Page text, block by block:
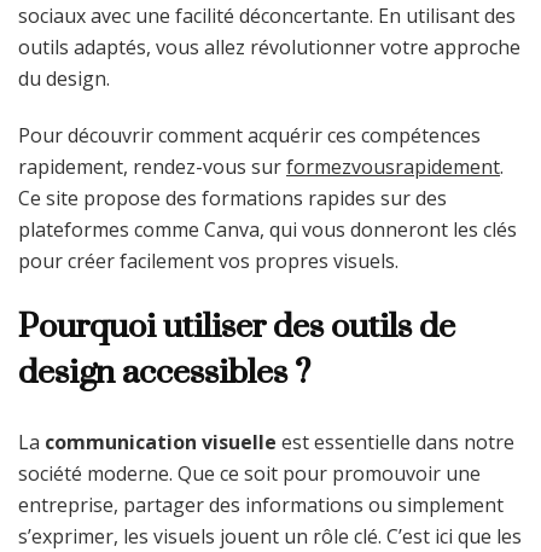
sociaux avec une facilité déconcertante. En utilisant des
outils adaptés, vous allez révolutionner votre approche
du design.
Pour découvrir comment acquérir ces compétences
rapidement, rendez-vous surformezvousrapidement.
Ce site propose des formations rapides sur des
plateformes comme Canva, qui vous donneront les clés
pour créer facilement vos propres visuels.
Pourquoi utiliser des outils de
design accessibles ?
La communication visuelle est essentielle dans notre
société moderne. Que ce soit pour promouvoir une
entreprise, partager des informations ou simplement
s’exprimer, les visuels jouent un rôle clé. C’est ici que les